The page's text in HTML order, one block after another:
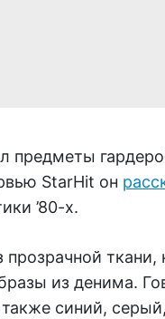
предметы
StarHit он
’80-х.
ткани,
из денима.
синий,